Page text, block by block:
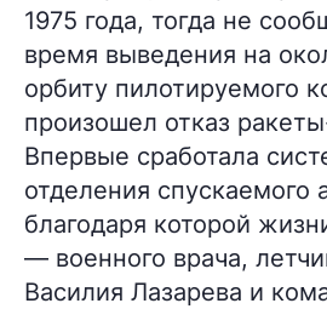
1975 года, тогда не
время выведения на
орбиту пилотируемого
произошел отказ
Впервые сработала
отделения спускаемого
благодаря которой
— военного врача,
Василия Лазарева и